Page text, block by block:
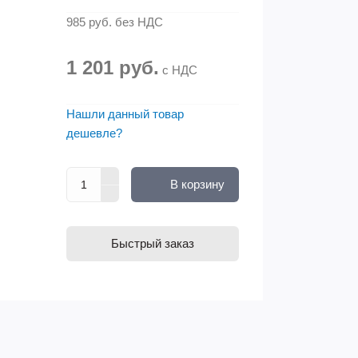
985 руб. без НДС
1 201 руб. с НДС
Нашли данный товар
дешевле?
В корзину
Быстрый заказ